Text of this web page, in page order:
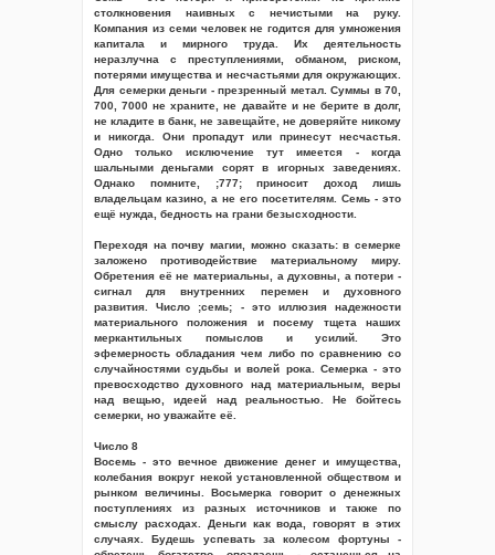
столкновения наивных с нечистыми на руку.
Компания из семи человек не годится для умножения
капитала и мирного труда. Их деятельность
неразлучна с преступлениями, обманом, риском,
потерями имущества и несчастьями для окружающих.
Для семерки деньги - презренный метал. Суммы в 70,
700, 7000 не храните, не давайте и не берите в долг,
не кладите в банк, не завещайте, не доверяйте никому
и никогда. Они пропадут или принесут несчастья.
Одно только исключение тут имеется - когда
шальными деньгами сорят в игорных заведениях.
Однако помните, ;777; приносит доход лишь
владельцам казино, а не его посетителям. Семь - это
ещё нужда, бедность на грани безысходности.
Переходя на почву магии, можно сказать: в семерке
заложено противодействие материальному миру.
Обретения её не материальны, а духовны, а потери -
сигнал для внутренних перемен и духовного
развития. Число ;семь; - это иллюзия надежности
материального положения и посему тщета наших
меркантильных помыслов и усилий. Это
эфемерность обладания чем либо по сравнению со
случайностями судьбы и волей рока. Семерка - это
превосходство духовного над материальным, веры
над вещью, идеей над реальностью. Не бойтесь
семерки, но уважайте её.
Число 8
Восемь - это вечное движение денег и имущества,
колебания вокруг некой установленной обществом и
рынком величины. Восьмерка говорит о денежных
поступлениях из разных источников и также по
смыслу расходах. Деньги как вода, говорят в этих
случаях. Будешь успевать за колесом фортуны -